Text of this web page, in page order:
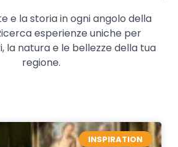
e la storia in ogni angolo della
esperienze uniche per
la natura e le bellezze della tua
regione.
INSPIRATION